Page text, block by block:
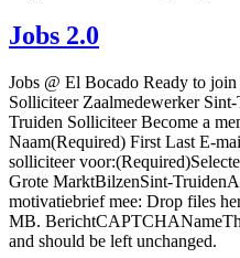
Jobs 2.0
Jobs @ El Bocado Ready to
Solliciteer Zaalmedewerker
Truiden Solliciteer Become a
Naam(Required) First Last E-
solliciteer
Grote MarktBilzenSint-
motivatiebrief mee: Drop files
MB.
and should be left unchanged.